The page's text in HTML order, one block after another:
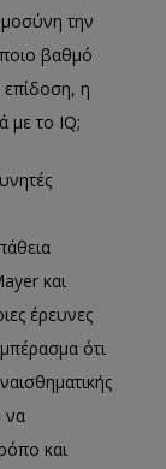
την
βαθμό
επίδοση, η
με το IQ;
και
έρευνες
ότι
να
και